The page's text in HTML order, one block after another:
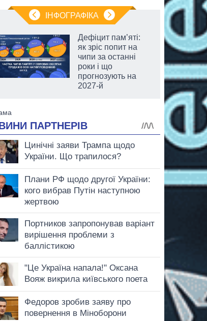
ІНФОГРАФІКА
Дефіцит пам’яті:
як зріс попит на
чипи за останні
роки і що
прогнозують на
2027-й